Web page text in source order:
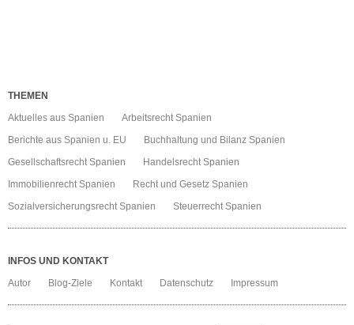
THEMEN
Aktuelles aus Spanien
Arbeitsrecht Spanien
Berichte aus Spanien u. EU
Buchhaltung und Bilanz Spanien
Gesellschaftsrecht Spanien
Handelsrecht Spanien
Immobilienrecht Spanien
Recht und Gesetz Spanien
Sozialversicherungsrecht Spanien
Steuerrecht Spanien
INFOS UND KONTAKT
Autor
Blog-Ziele Kontakt Datenschutz Impressum